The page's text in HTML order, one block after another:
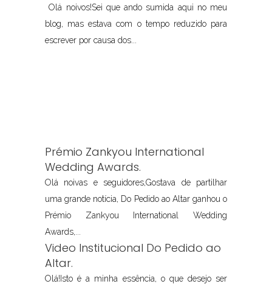
Olá noivos!Sei que ando sumida aqui no meu
blog, mas estava com o tempo reduzido para
escrever por causa dos...
Prémio Zankyou International
Wedding Awards.
Olá noivas e seguidores,Gostava de partilhar
uma grande notícia, Do Pedido ao Altar ganhou o
Prémio Zankyou International Wedding
Awards,...
Video Institucional Do Pedido ao
Altar.
Olá!Isto é a minha essência, o que desejo ser